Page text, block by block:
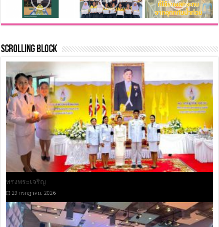
Scrolling Block
รักในหลวงห่วงใยลูกหลาน ร่วมกันสร้างผู้นำจิตอาสา ด้านความ
ปลอดภัยอย่างยั่งยืน
22 กรกฎาคม, 2026